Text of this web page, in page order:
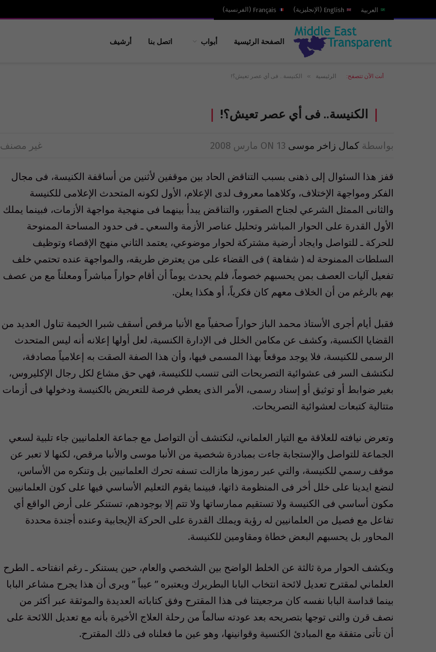
العربية English
( الإنجليزية)
Français
( الفرنسية)
الصفحة الرئيسية أبواب اتصل بنا أرشيف
أنت الآن تتصفح: الرئيسية » الكنيسة.. فى أي عصر تعيش؟!
الكنيسة.. فى أي عصر تعيش؟!
بواسطة كمال زاخر موسى ON 13 مارس 2008 غير مصنف
قفز هذا السئوال إلى ذهنى بسبب التناقض الحاد بين موقفين لأثنين من أساقفة الكنيسة، فى مجال
الفكر ومواجهة الإختلاف، وكلاهما معروف لدى الإعلام، الأول لكونه المتحدث الإعلامى للكنيسة
والثانى الممثل الشرعي لجناح الصقور، والتناقض يبدأ بينهما فى منهجية مواجهة الأزمات، فبينما يملك
الأول القدرة على الحوار المباشر وتحليل عناصر الأزمة والسعي ـ فى حدود المساحة الممنوحة
للحركة ـ للتواصل وايجاد أرضية مشتركة لحوار موضوعي، يعتمد الثاني منهج الإقصاء وتوظيف
السلطات الممنوحة له ( شفاهة ) فى القضاء على من يعترض طريقه، والمواجهة عنده تحتمي خلف
تفعيل آليات العصف بمن يحسبهم خصوماً، فلم يحدث يوماً أن أقام حواراً مباشراً ومعلناً مع من عصف
بهم بالرغم من أن الخلاف معهم كان فكرياً، أو هكذا يعلن.
فقبل أيام أجرى الأستاذ محمد الباز حواراً صحفياً مع الأنبا مرقص أسقف شبرا الخيمة تناول العديد من
القضايا الكنسية، وكشف عن مكامن الخلل فى الإدارة الكنسية، لعل أولها إعلانه أنه ليس المتحدث
الرسمى للكنيسة، فلا يوجد موقعاً بهذا المسمى فيها، وأن هذا الصفة الصقت به إعلامياً مصادفة،
لنكتشف السر فى عشوائية التصريحات التى تنسب للكنيسة، فهي حق مشاع لكل رجال الإكليروس،
بغير ضوابط أو توثيق أو إسناد رسمى، الأمر الذى يعطي فرصة للتعريض بالكنيسة ودخولها فى أزمات
متتالية كتبعات لعشوائية التصريحات.
وتعرض نيافته للعلاقة مع التيار العلماني، لنكتشف أن التواصل مع جماعة العلمانيين جاء تلبية لسعي
الجماعة للتواصل والإستجابة جاءت بمبادرة شخصية من الأنبا موسى والأنبا مرقص، لكنها لا تعبر عن
موقف رسمي للكنيسة، والتي عبر رموزها مازالت تسفه تحرك العلمانيين بل وتنكره من الأساس،
لنضع ايدينا على خلل أخر فى المنظومة ذاتها، فبينما يقوم التعليم الأساسي فيها على كون العلمانيين
مكون أساسي فى الكنيسة ولا تستقيم ممارساتها ولا تتم إلا بوجودهم، تستنكر على أرض الواقع أي
تفاعل مع فصيل من العلمانيين له رؤية ويملك القدرة على الحركة الإيجابية وعنده أجندة محددة
المحاور بل يحسبهم البعض خطاة ومقاومين للكنيسة.
ويكشف الحوار مرة ثالثة عن الخلط الواضح بين الشخصي والعام، حين يستنكر ـ رغم انفتاحه ـ الطرح
العلماني لمقترح تعديل لائحة انتخاب البابا البطريرك ويعتبره ” عيباً ” ويرى أن هذا يجرح مشاعر البابا
بينما قداسة البابا نفسه كان مرجعيتنا فى هذا المقترح وفق كتاباته العديدة والموثقة عبر أكثر من
نصف قرن والتى توجها بتصريحه بعد عودته سالماً من رحلة العلاج الأخيرة بأنه مع تعديل اللائحة على
أن تأتى متفقة مع المبادئ الكنسية وقوانينها، وهو عين ما فعلناه فى ذلك المقترح.